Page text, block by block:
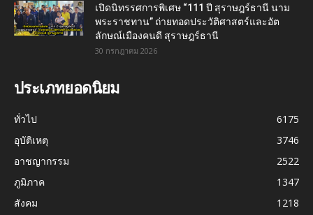
เปิดนิทรรศการพิเศษ “111 ปี สุราษฎร์ธานี นาม
พระราชทาน” ถ่ายทอดประวัติศาสตร์และอัต
ลักษณ์เมืองคนดี สุราษฎร์ธานี
30 กรกฎาคม 2026
ประเภทยอดนิยม
ทั่วไป
6175
อุบัติเหตุ
3746
อาชญากรรม
2522
ภูมิภาค
1347
สังคม
1218